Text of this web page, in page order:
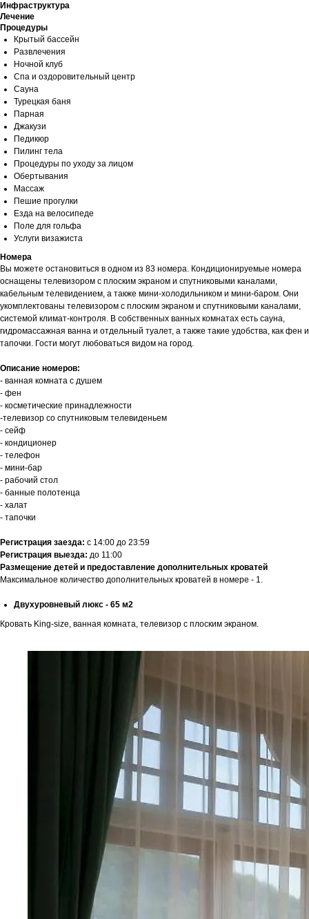
Инфраструктура
Лечение
Процедуры
Крытый бассейн
Развлечения
Ночной клуб
Спа и оздоровительный центр
Сауна
Турецкая баня
Парная
Джакузи
Педикюр
Пилинг тела
Процедуры по уходу за лицом
Обертывания
Массаж
Пешие прогулки
Езда на велосипеде
Поле для гольфа
Услуги визажиста
Номера
Вы можете остановиться в одном из 83 номера. Кондиционируемые номера
оснащены телевизором с плоским экраном и спутниковыми каналами,
кабельным телевидением, а также мини-холодильником и мини-баром. Они
укомплектованы телевизором с плоским экраном и спутниковыми каналами,
системой климат-контроля. В собственных ванных комнатах есть сауна,
гидромассажная ванна и отдельный туалет, а также такие удобства, как фен и
тапочки. Гости могут любоваться видом на город.
Описание номеров:
- ванная комната с душем
- фен
- косметические принадлежности
-телевизор со спутниковым телевиденьем
- сейф
- кондиционер
- телефон
- мини-бар
- рабочий стол
- банные полотенца
- халат
- тапочки
Регистрация заезда: с 14:00 до 23:59
Регистрация выезда: до 11:00
Размещение детей и предоставление дополнительных кроватей
Максимальное количество дополнительных кроватей в номере - 1.
Двухуровневый люкс - 65 м2
Кровать King-size, ванная комната, телевизор с плоским экраном.